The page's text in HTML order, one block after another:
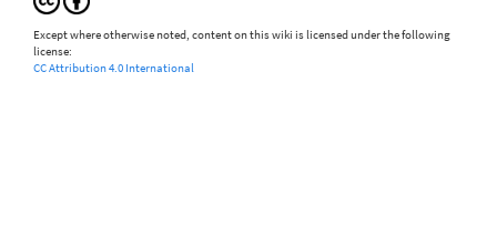
Except where otherwise noted, content on this wiki is licensed under the following
license:
CC Attribution 4.0 International